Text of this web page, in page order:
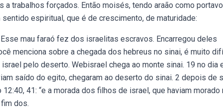
trabalhos forçados. Então moisés, tendo araão como
espiritual, que é de crescimento, de maturidade:
mau faraó fez dos israelitas escravos. Encarregou deles
menciona sobre a chegada dos hebreus no sinai, é muito
pelo deserto. Webisrael chega ao monte sinai. 19 no dia
saído do egito, chegaram ao deserto do sinai. 2 depois de
41: “e a morada dos filhos de israel, que haviam morado
dos.